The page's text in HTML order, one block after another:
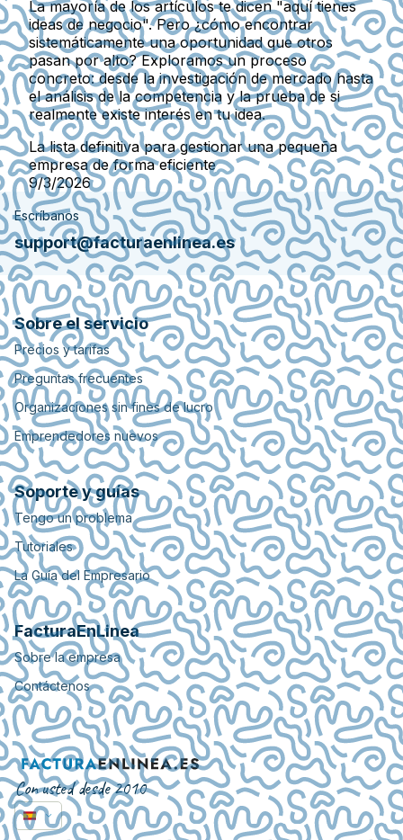
La mayoría de los artículos te dicen "aquí tienes
ideas de negocio". Pero ¿cómo encontrar
sistemáticamente una oportunidad que otros
pasan por alto? Exploramos un proceso
concreto: desde la investigación de mercado hasta
el análisis de la competencia y la prueba de si
realmente existe interés en tu idea.
La lista definitiva para gestionar una pequeña
empresa de forma eficiente
9/3/2026
Escríbanos
support@facturaenlinea.es
Sobre el servicio
Precios y tarifas
Preguntas frecuentes
Organizaciones sin fines de lucro
Emprendedores nuevos
Soporte y guías
Tengo un problema
Tutoriales
La Guía del Empresario
FacturaEnLinea
Sobre la empresa
Contáctenos
Con usted desde 2010